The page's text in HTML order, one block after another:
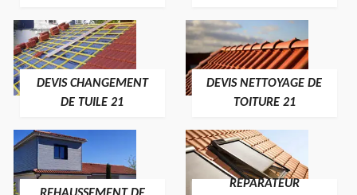
DEVIS CHANGEMENT
DE TUILE 21
DEVIS NETTOYAGE DE
TOITURE 21
RÉPARATEUR